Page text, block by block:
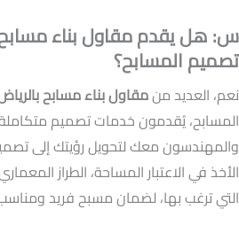
س: هل يقدم مقاول بناء
تصميم المسابح؟
نعم، العديد منمقاول بناء مسابح
المسابح، يُقدمون خدمات تصميم
والمهندسون معك لتحويل رؤيتك إلى
الأخذ في الاعتبار المساحة، الطراز
التي ترغب بها، لضمان مسبح فريد